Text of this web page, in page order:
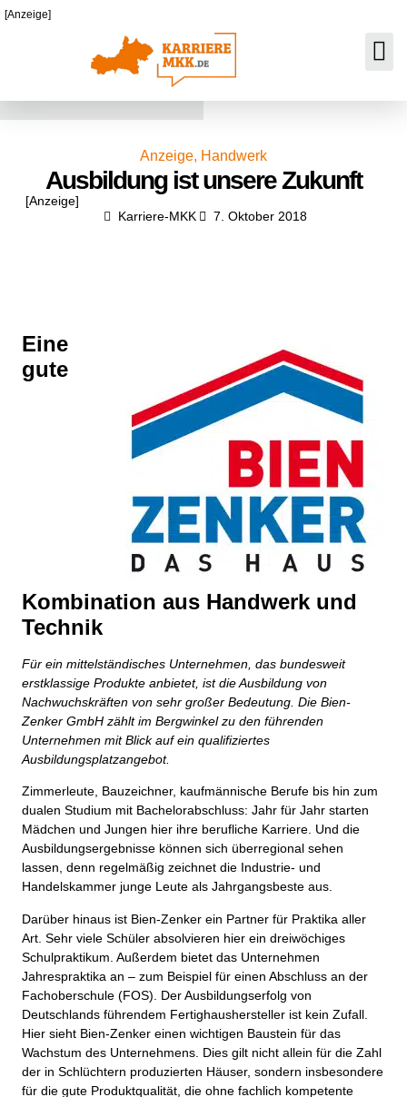
[Anzeige]
Anzeige, Handwerk
Ausbildung ist unsere Zukunft
[Anzeige]
Karriere-MKK
7. Oktober 2018
Eine
gute
Kombination aus Handwerk und
Technik
Für ein mittelständisches Unternehmen, das bundesweit
erstklassige Produkte anbietet, ist die Ausbildung von
Nachwuchskräften von sehr großer Bedeutung. Die Bien-
Zenker GmbH zählt im Bergwinkel zu den führenden
Unternehmen mit Blick auf ein qualifiziertes
Ausbildungsplatzangebot.
Zimmerleute, Bauzeichner, kaufmännische Berufe bis hin zum
dualen Studium mit Bachelorabschluss: Jahr für Jahr starten
Mädchen und Jungen hier ihre berufliche Karriere. Und die
Ausbildungsergebnisse können sich überregional sehen
lassen, denn regelmäßig zeichnet die Industrie- und
Handelskammer junge Leute als Jahrgangsbeste aus.
Darüber hinaus ist Bien-Zenker ein Partner für Praktika aller
Art. Sehr viele Schüler absolvieren hier ein dreiwöchiges
Schulpraktikum. Außerdem bietet das Unternehmen
Jahrespraktika an – zum Beispiel für einen Abschluss an der
Fachoberschule (FOS). Der Ausbildungserfolg von
Deutschlands führendem Fertighaushersteller ist kein Zufall.
Hier sieht Bien-Zenker einen wichtigen Baustein für das
Wachstum des Unternehmens. Dies gilt nicht allein für die Zahl
der in Schlüchtern produzierten Häuser, sondern insbesondere
für die gute Produktqualität, die ohne fachlich kompetente